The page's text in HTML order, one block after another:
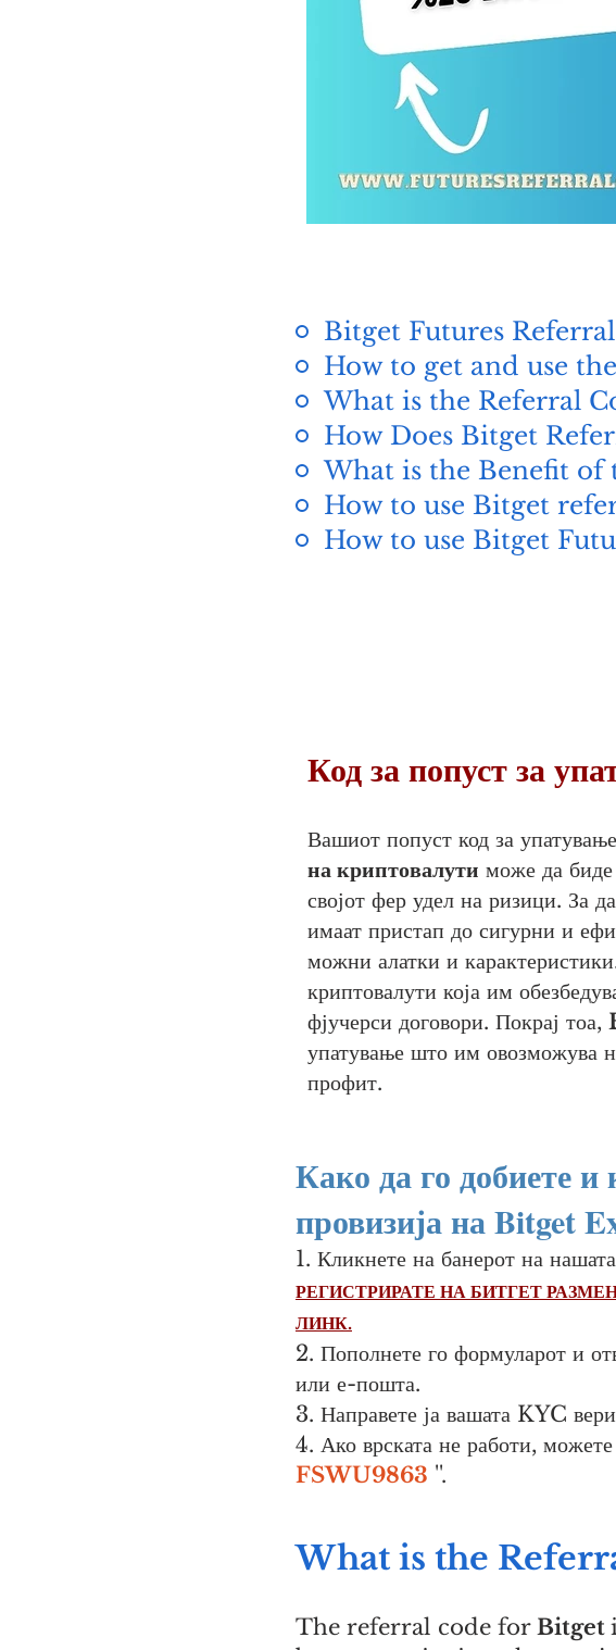
Bitget Futures
How to get and use
What is the Referral
How Does Bitget
What is the Benefit of
How to use Bitget
How to use Bitget
Код за попуст за
Вашиот попуст код за
на криптовалути може да биде
својот фер удел на ризици. За да
имаат пристап до сигурни и
можни алатки и
криптовалути која им
фјучерси договори. Покрај тоа,
упатување што им овозможува
профит.
Како да го добиете и
провизија на Bitget
1. Кликнете на банерот на
РЕГИСТРИРАТЕ НА БИТГЕТ
ЛИНК.
2. Пополнете го формуларот и
или е-пошта.
3. Направете ја вашата KYC
4. Ако врската не работи,
FSWU9863 ''.
What is the
The referral code for Bitget